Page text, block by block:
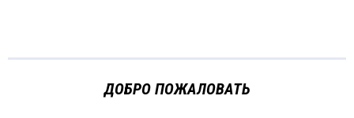
ДОБРО ПОЖАЛОВАТЬ